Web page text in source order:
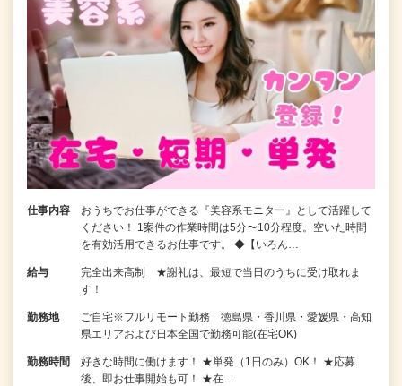
仕事内容
おうちでお仕事ができる『美容系モニター』として活躍して
ください！ 1案件の作業時間は5分〜10分程度。空いた時間
を有効活用できるお仕事です。 ◆【いろん…
給与
完全出来高制 ★謝礼は、最短で当日のうちに受け取れま
す！
勤務地
ご自宅※フルリモート勤務 徳島県・香川県・愛媛県・高知
県エリアおよび日本全国で勤務可能(在宅OK)
勤務時間
好きな時間に働けます！ ★単発（1日のみ）OK！ ★応募
後、即お仕事開始も可！ ★在…